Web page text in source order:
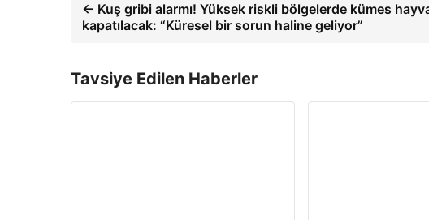
← Kuş gribi alarmı! Yüksek riskli bölgelerde kümes
kapatılacak: “Küresel bir sorun haline geliyor”
Tavsiye Edilen Haberler